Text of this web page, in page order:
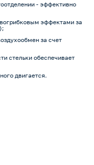
- эффективно
эффектами за
за счет
стельки обеспечивает
двигается.